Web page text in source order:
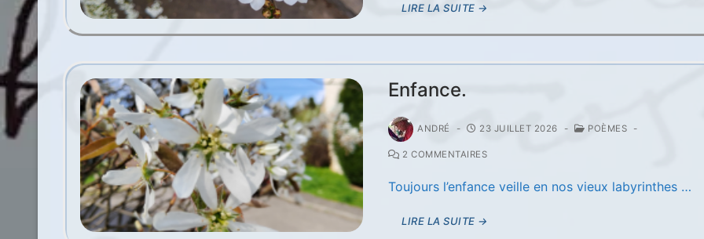
LIRE LA SUITE →
Enfance.
ANDRÉ - 23 JUILLET 2026 - POÈMES -
2 COMMENTAIRES
Toujours l’enfance veille en nos vieux labyrinthes …
LIRE LA SUITE →